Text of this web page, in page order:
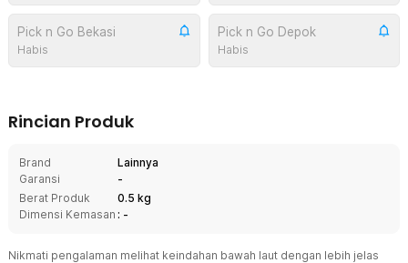
Pick n Go Bekasi
Habis
Pick n Go Depok
Habis
Rincian Produk
Brand
Lainnya
Garansi
-
Berat Produk
0.5 kg
Dimensi Kemasan : -
Nikmati pengalaman melihat keindahan bawah laut dengan lebih jelas